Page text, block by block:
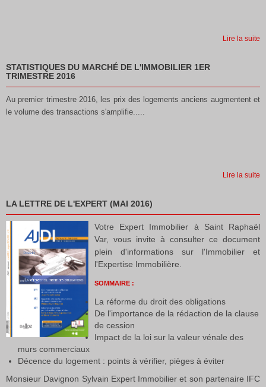
Lire la suite
STATISTIQUES DU MARCHÉ DE L'IMMOBILIER 1ER
TRIMESTRE 2016
Au premier trimestre 2016, les prix des logements anciens augmentent et
le volume des transactions s'amplifie.....
Lire la suite
LA LETTRE DE L'EXPERT (MAI 2016)
Votre Expert Immobilier à Saint Raphaël
Var, vous invite à consulter ce document
plein d'informations sur l'Immobilier et
l'Expertise Immobilière.
SOMMAIRE :
La réforme du droit des obligations
De l'importance de la rédaction de la clause
de cession
Impact de la loi sur la valeur vénale des
murs commerciaux
Décence du logement : points à vérifier, pièges à éviter
Monsieur Davignon Sylvain Expert Immobilier et son partenaire IFC